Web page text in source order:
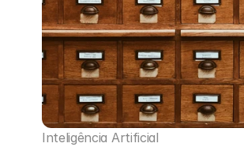
Inteligência Artificial